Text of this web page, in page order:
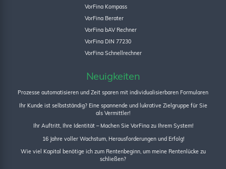
VorFina Kompass
VorFina Berater
VorFina bAV Rechner
VorFina DIN 77230
VorFina Schnellrechner
Neuigkeiten
Prozesse automatisieren und Zeit sparen mit individualisierbaren Formularen
Ihr Kunde ist selbstständig? Eine spannende und lukrative Zielgruppe für Sie
als Vermittler!
Ihr Auftritt, Ihre Identität – Machen Sie VorFina zu Ihrem System!
16 Jahre voller Wachstum, Herausforderungen und Erfolg!
Wie viel Kapital benötige ich zum Rentenbeginn, um meine Rentenlücke zu
schließen?